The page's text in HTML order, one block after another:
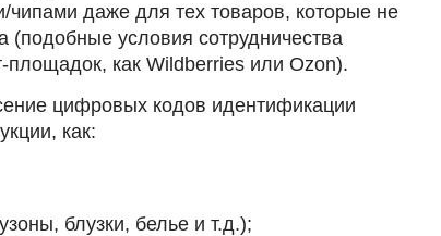
даже для тех товаров, которые не
(подобные условия сотрудничества
площадок, как Wildberries или Ozon).
цифровых кодов идентификации
как:
блузки, белье и т.д.);